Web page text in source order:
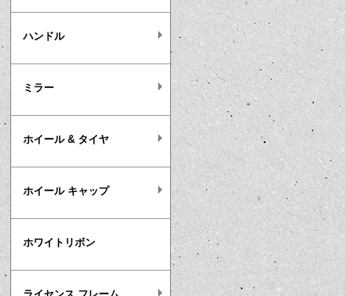
ハンドル
ミラー
ホイール & タイヤ
ホイール キャップ
ホワイトリボン